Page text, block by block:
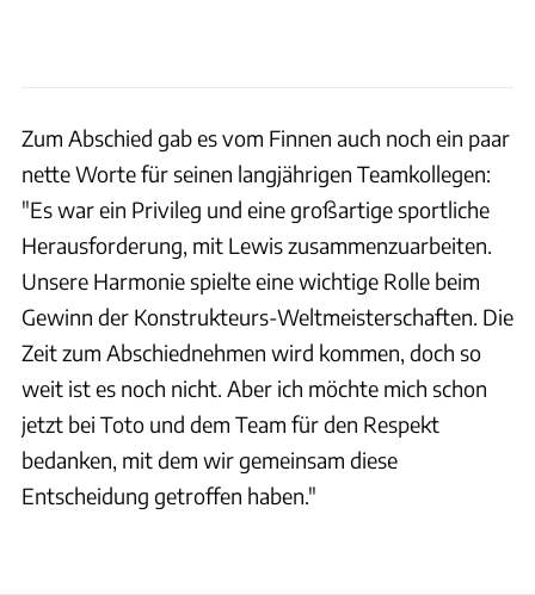
Zum Abschied gab es vom Finnen auch noch ein paar
nette Worte für seinen langjährigen Teamkollegen:
"Es war ein Privileg und eine großartige sportliche
Herausforderung, mit Lewis zusammenzuarbeiten.
Unsere Harmonie spielte eine wichtige Rolle beim
Gewinn der Konstrukteurs-Weltmeisterschaften. Die
Zeit zum Abschiednehmen wird kommen, doch so
weit ist es noch nicht. Aber ich möchte mich schon
jetzt bei Toto und dem Team für den Respekt
bedanken, mit dem wir gemeinsam diese
Entscheidung getroffen haben."